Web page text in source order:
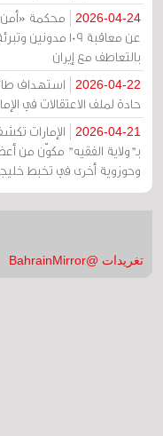
2026-04-24
محكمة «أمن
بالتعاطف مع إيران
2026-04-22
استهداف
حادة لملف الاعتقالات في
2026-04-21
الإمارات
بـ"ولاية الفقيه" مكوّن من
وحوزوية أخرى في تخبط
تغريدات @BahrainMirror